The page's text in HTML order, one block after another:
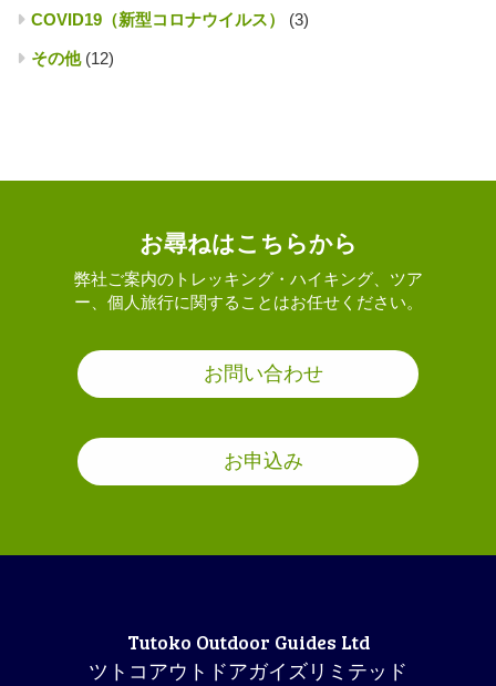
COVID19（新型コロナウイルス） (3)
その他(12)
お尋ねはこちらから
弊社ご案内のトレッキング・ハイキング、ツア
ー、個人旅行に関することはお任せください。
お問い合わせ
お申込み
Tutoko Outdoor Guides Ltd
ツトコアウトドアガイズリミテッド